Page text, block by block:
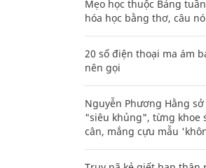
Mẹo học thuộc Bảng
hóa học bằng thơ, câu
20 số điện thoại ma ám
nên gọi
Nguyễn Phương Hằng
"siêu khủng", từng khoe
cân, mắng cựu mẫu